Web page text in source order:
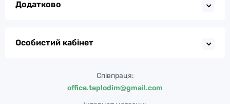
Додатково
Особистий кабінет
Співпраця:
office.teplodim@gmail.com